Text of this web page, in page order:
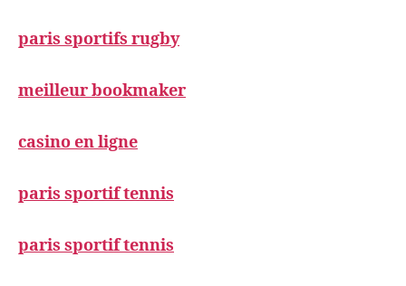
paris sportifs rugby
meilleur bookmaker
casino en ligne
paris sportif tennis
paris sportif tennis